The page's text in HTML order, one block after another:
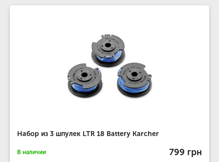
Набор из 3 шпулек LTR 18 Battery Karcher
В наличии 799 грн